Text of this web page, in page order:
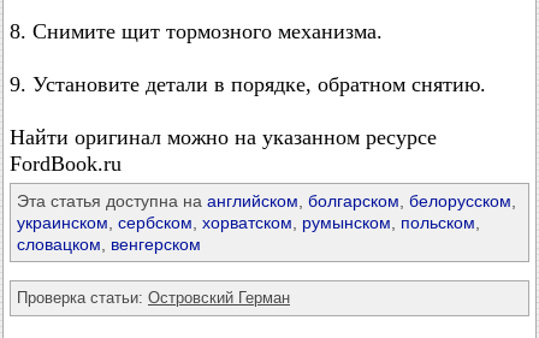
8. Снимите щит тормозного механизма.
9. Установите детали в порядке, обратном снятию.
Найти оригинал можно на указанном ресурсе
FordBook.ru
Эта статья доступна на английском болгарском белорусском
украинском сербском хорватском румынском польском
словацком
венгерском
Проверка статьи: Островский Герман